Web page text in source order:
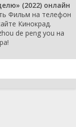
(2022) онлайн
Фильм на телефон
Кинокрад.
de peng you на